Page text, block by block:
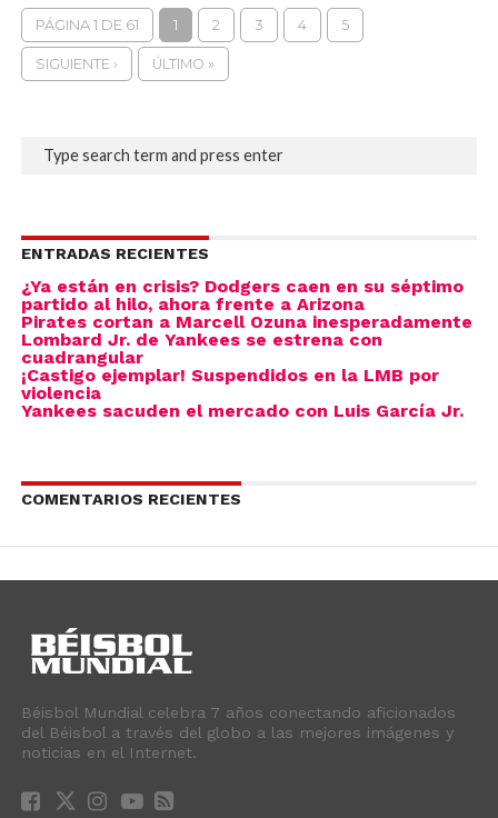
PÁGINA 1 DE 61 1 2 3 4 5
SIGUIENTE › ÚLTIMO »
ENTRADAS RECIENTES
¿Ya están en crisis? Dodgers caen en su séptimo
partido al hilo, ahora frente a Arizona
Pirates cortan a Marcell Ozuna inesperadamente
Lombard Jr. de Yankees se estrena con
cuadrangular
¡Castigo ejemplar! Suspendidos en la LMB por
violencia
Yankees sacuden el mercado con Luis García Jr.
COMENTARIOS RECIENTES
Béisbol Mundial celebra 7 años conectando aficionados
del Béisbol a través del globo a las mejores imágenes y
noticias en el Internet.